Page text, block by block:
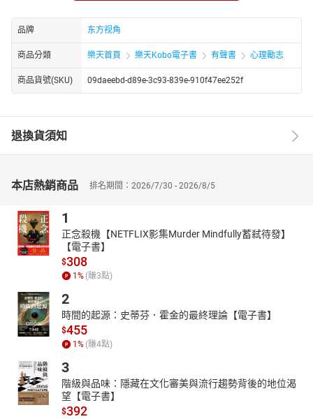
品牌 东方视角
商品分類 樂天首頁 樂天Kobo電子書 有聲書 心理勵志
商品貨號(SKU) 09daeebd-d89e-3c93-839e-910f47ee252f
退換貨須知
本店熱銷商品 排名期間：2026/7/30 - 2026/8/5
1
正念殺機【NETFLIX影集Murder Mindfully蓄弒待發】
【電子書】
$308
1 % (賺3點)
2
時間的起源：史蒂芬．霍金的最終理論【電子書】
$455
1 % (賺4點)
3
階級與品味：隱藏在文化審美與流行趨勢背後的地位渴
望【電子書】
$392